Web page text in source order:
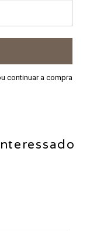
continuar a compra